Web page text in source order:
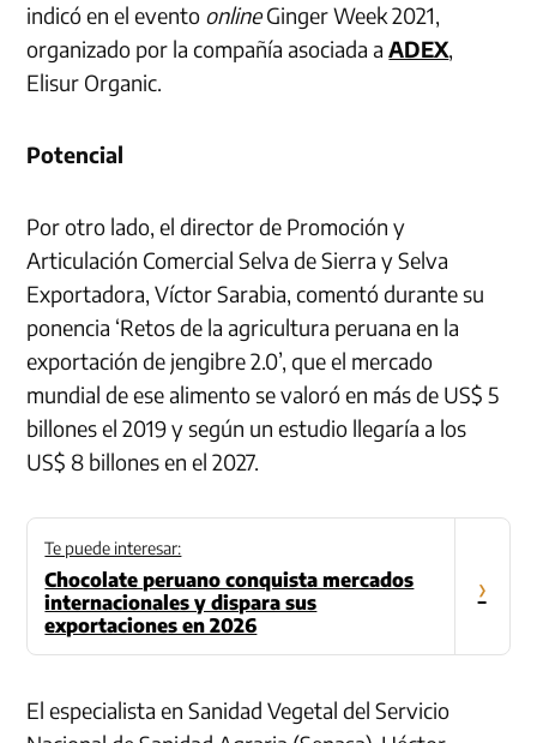
indicó en el evento onlineGinger Week 2021,
organizado por la compañía asociada aADEX,
Elisur Organic.
Potencial
Por otro lado, el director de Promoción y
Articulación Comercial Selva de Sierra y Selva
Exportadora, Víctor Sarabia, comentó durante su
ponencia ‘Retos de la agricultura peruana en la
exportación de jengibre 2.0’, que el mercado
mundial de ese alimento se valoró en más de US$ 5
billones el 2019 y según un estudio llegaría a los
US$ 8 billones en el 2027.
Te puede interesar:
Chocolate peruano conquista mercados
internacionales y dispara sus
exportaciones en 2026
›
El especialista en Sanidad Vegetal del Servicio